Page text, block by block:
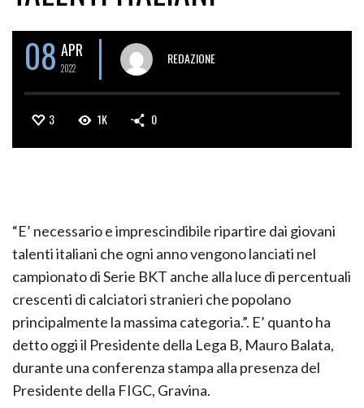
08 APR
2022
REDAZIONE
3 1K 0
“E’ necessario e imprescindibile ripartire dai giovani
talenti italiani che ogni anno vengono lanciati nel
campionato di Serie BKT anche alla luce di percentuali
crescenti di calciatori stranieri che popolano
principalmente la massima categoria.”. E’ quanto ha
detto oggi il Presidente della Lega B, Mauro Balata,
durante una conferenza stampa alla presenza del
Presidente della FIGC, Gravina.